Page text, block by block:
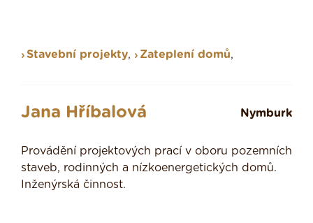
Stavební projekty, Zateplení domů,
Jana Hříbalová Nymburk
Provádění projektových prací v oboru pozemních
staveb, rodinných a nízkoenergetických domů.
Inženýrská činnost.